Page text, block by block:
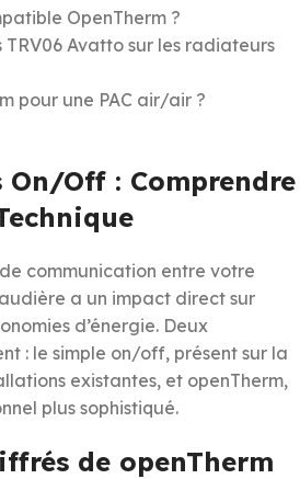
OpenTherm ?
Avatto sur les radiateurs
pour une PAC air/air ?
On/Off : Comprendre
communication entre votre
a un impact direct sur
d’énergie. Deux
: le simple on/off, présent sur la
existantes, et openTherm,
plus sophistiqué.
de openTherm